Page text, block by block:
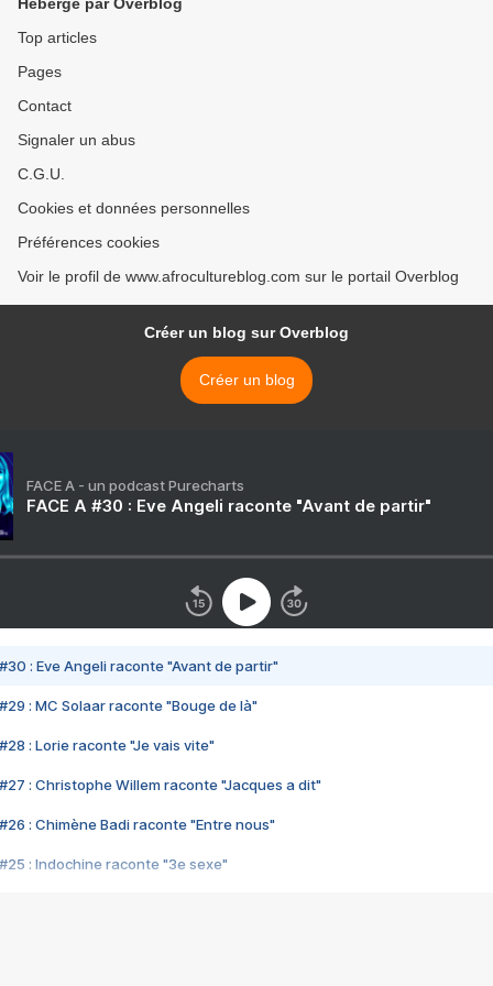
Top articles
Pages
Contact
Signaler un abus
C.G.U.
Cookies et données personnelles
Préférences cookies
Voir le profil de www.afrocultureblog.com sur le portail Overblog
Créer un blog sur Overblog
Créer un blog
FACE A - un podcast Purecharts
FACE A #30 : Eve Angeli raconte "Avant de partir"
#30 : Eve Angeli raconte "Avant de partir"
#29 : MC Solaar raconte "Bouge de là"
#28 : Lorie raconte "Je vais vite"
#27 : Christophe Willem raconte "Jacques a dit"
#26 : Chimène Badi raconte "Entre nous"
#25 : Indochine raconte "3e sexe"